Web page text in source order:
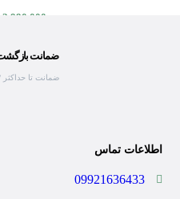
2,990,000
ضمانت بازگشت
ضمانت تا حداکثر ۷ روز
اطلاعات تماس
09921636433